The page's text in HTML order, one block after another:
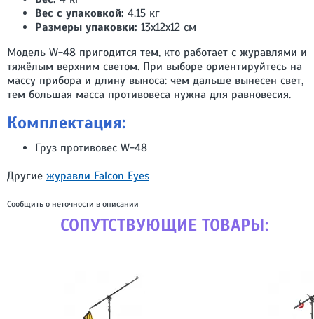
Вес с упаковкой: 4.15 кг
Размеры упаковки: 13х12х12 см
Модель W-48 пригодится тем, кто работает с журавлями и
тяжёлым верхним светом. При выборе ориентируйтесь на
массу прибора и длину выноса: чем дальше вынесен свет,
тем большая масса противовеса нужна для равновесия.
Комплектация:
Груз противовес W-48
Другие журавли Falcon Eyes
Сообщить о неточности в описании
СОПУТСТВУЮЩИЕ ТОВАРЫ: